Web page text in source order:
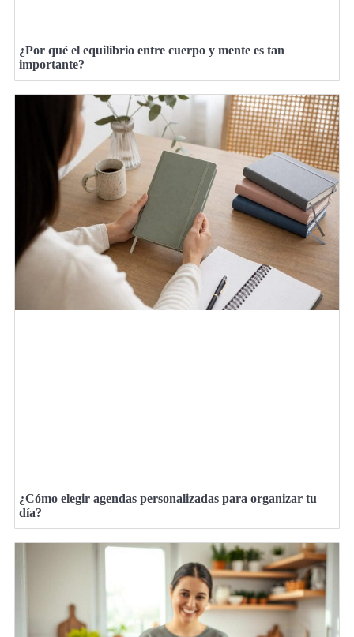
¿Por qué el equilibrio entre cuerpo y mente es tan
importante?
¿Cómo elegir agendas personalizadas para organizar tu
día?